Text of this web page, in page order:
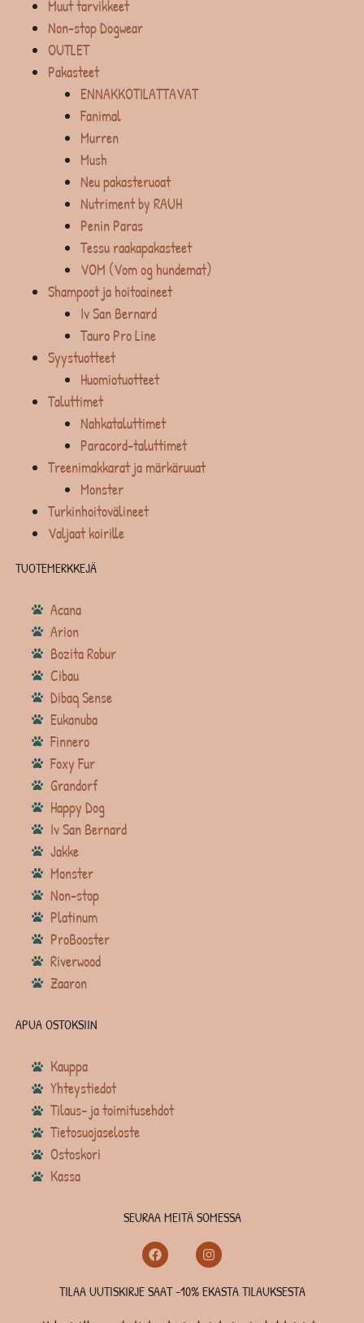
Muut tarvikkeet
Non-stop Dogwear
OUTLET
Pakasteet
ENNAKKOTILATTAVAT
Fanimal
Murren
Mush
Neu pakasteruoat
Nutriment by RAUH
Penin Paras
Tessu raakapakasteet
VOM (Vom og hundemat)
Shampoot ja hoitoaineet
Iv San Bernard
Tauro Pro Line
Syystuotteet
Huomiotuotteet
Taluttimet
Nahkataluttimet
Paracord-taluttimet
Treenimakkarat ja märkäruuat
Monster
Turkinhoitovälineet
Valjaat koirille
TUOTEMERKKEJÄ
Acana
Arion
Bozita Robur
Cibau
Dibaq Sense
Eukanuba
Finnero
Foxy Fur
Grandorf
Happy Dog
Iv San Bernard
Jakke
Monster
Non-stop
Platinum
ProBooster
Riverwood
Zaaron
APUA OSTOKSIIN
Kauppa
Yhteystiedot
Tilaus- ja toimitusehdot
Tietosuojaseloste
Ostoskori
Kassa
SEURAA MEITÄ SOMESSA
TILAA UUTISKIRJE SAAT -10% EKASTA TILAUKSESTA